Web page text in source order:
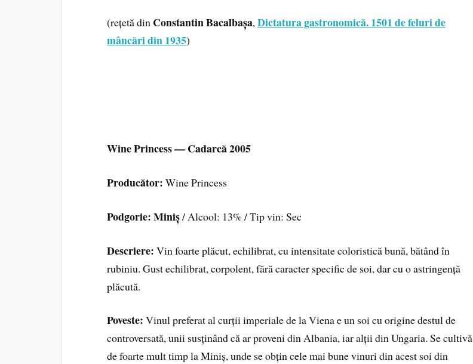
(rețetă din Constantin Bacalbașa,Dictatura gastronomică. 1501 de feluri de
mâncări din 1935)
Wine Princess — Cadarcă 2005
Producător: Wine Princess
Podgorie: Miniș/ Alcool: 13% / Tip vin: Sec
Descriere: Vin foarte plăcut, echilibrat, cu intensitate coloristică bună, bătând în
rubiniu. Gust echilibrat, corpolent, fără caracter specific de soi, dar cu o astringență
plăcută.
Poveste: Vinul preferat al curții imperiale de la Viena e un soi cu origine destul de
controversată, unii susținând că ar proveni din Albania, iar alții din Ungaria. Se cultivă
de foarte mult timp la Miniș, unde se obțin cele mai bune vinuri din acest soi din